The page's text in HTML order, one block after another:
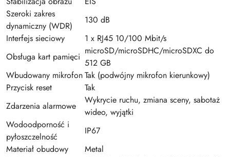
Szeroki zakres
dynamiczny (WDR)
130 dB
Interfejs sieciowy
1 x RJ45 10/100 Mbit/s
Obsługa kart pamięci
microSD/microSDHC/microSDXC do
512 GB
Wbudowany mikrofonTak (podwójny mikrofon kierunkowy)
Przycisk reset
Tak
Zdarzenia alarmowe
Wykrycie ruchu, zmiana sceny, sabotaż
wideo, wyjątki
Wodoodporność i
pyłoszczelność
IP67
Materiał obudowy
Metal